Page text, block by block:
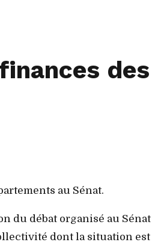
au Sénat.
débat organisé au
dont la situation